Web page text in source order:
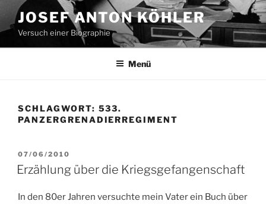
Inhalt
springen
JOSEF ANTON KÖHLER
Versuch einer Biographie
Menü
SCHLAGWORT: 533.
PANZERGRENADIERREGIMENT
VERÖFFENTLICHT
AM
07/06/2010
Erzählung über die Kriegsgefangenschaft
In den 80er Jahren versuchte mein Vater ein Buch über